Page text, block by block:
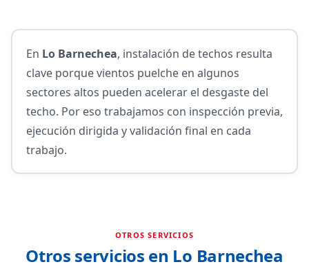
En Lo Barnechea, instalación de techos resulta
clave porque vientos puelche en algunos
sectores altos pueden acelerar el desgaste del
techo. Por eso trabajamos con inspección previa,
ejecución dirigida y validación final en cada
trabajo.
OTROS SERVICIOS
Otros servicios en Lo Barnechea